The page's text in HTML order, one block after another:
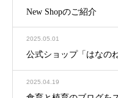
New Shopのご紹介
2025.05.01
公式ショップ「はなの
2025.04.19